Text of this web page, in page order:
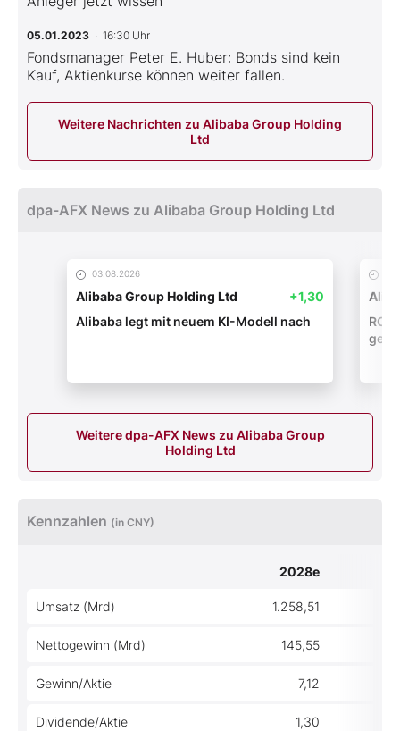
05.01.2023 · 16:30 Uhr
Fondsmanager Peter E. Huber: Bonds sind kein
Kauf, Aktienkurse können weiter fallen.
Weitere Nachrichten zu Alibaba Group Holding
Ltd
dpa-AFX News zu Alibaba Group Holding Ltd
03.08.2026
Alibaba Group Holding Ltd
+1,30
Alibaba legt mit neuem KI-Modell nach
Weitere dpa-AFX News zu Alibaba Group
Holding Ltd
Kennzahlen (in CNY)
2028e
Umsatz (Mrd) 1.258,51
Nettogewinn (Mrd) 145,55
Gewinn/Aktie 7,12
Dividende/Aktie 1,30